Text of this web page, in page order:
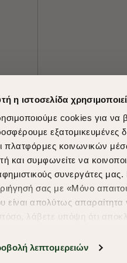
η ιστοσελίδα
cookies για να
εξατομικευμένες
πλατφόρμες κοινωνικών
και συμφωνείτε να
συνεργάτες
σας με «Μόνο
είναι απολύτως απαραίτητα
λάβετε υπόψη ότι
και διαφημίσεις.
λεπτομερειών